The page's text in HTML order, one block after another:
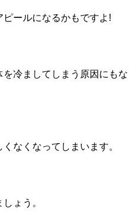
ールになるかもですよ!
冷ましてしまう原因にもな
なくなってしまいます。
ょう。